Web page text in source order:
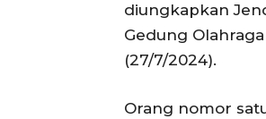
diungkapkan
Gedung
(27/7/2024).
Orang nomor